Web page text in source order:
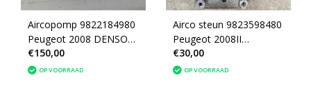
Aircopomp 9822184980
Peugeot 2008 DENSO
5SEL09C-GE447150-
8110
€150,00
OP VOORRAAD
Airco steun 9823598480
Peugeot 2008II
9823598480
€30,00
OP VOORRAAD